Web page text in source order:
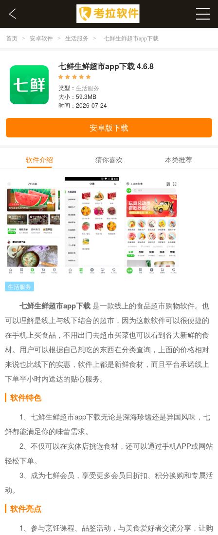
首页 > 安卓软件 > 生活服务 > 七鲜生鲜超市app下载
七鲜生鲜超市app下载 4.6.8
类型： 生活服务
大小：59.3MB
时间：2026-07-24
安卓版下载
软件介绍 猜你喜欢 本类推荐
生活服务
七鲜生鲜超市app下载 是一款线上的食品超市购物软件。也
可以理解是线上与线下结合的超市，因为这款软件可以很便捷的
在手机上买食品，不用出门去超市买菜也可以看到各大新鲜的食
材。用户可以根据自己想吃的东西在分类查询，上面的价格相对
来说也比线下的实惠，软件上都是新鲜食材，而且平台承诺线上
下单半小时内送达的贴心服务。
软件特色
1、七鲜生鲜超市app下载无论是深海珍馐还是异国风味，七
鲜都能满足你的味蕾需求。
2、不仅可以在实体店挑选食材，还可以通过手机APP或网站
轻松下单。
3、成为七鲜会员，享受更多会员日折扣、积分换购和专属活
动。
软件亮点
1、参与烹饪课程、品鉴活动，与美食爱好者交流分享，让购